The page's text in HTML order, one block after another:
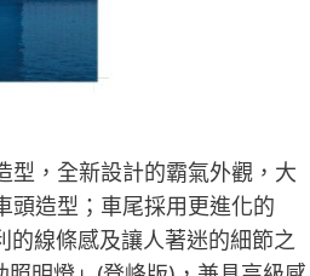
型，全新設計的霸氣外觀，大
頭造型；車尾採用更進化的
線條感及讓人著迷的細節之